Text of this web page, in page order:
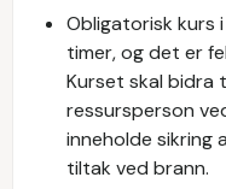
Obligatorisk kurs
timer, og det er
Kurset skal bidra
ressursperson
inneholde sikring
tiltak ved brann.